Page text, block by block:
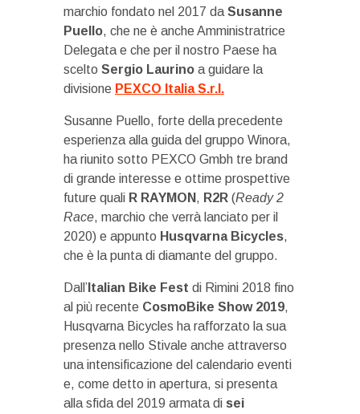
marchio fondato nel 2017 da Susanne
Puello, che ne è anche Amministratrice
Delegata e che per il nostro Paese ha
scelto Sergio Laurino a guidare la
divisione PEXCO Italia S.r.l.
Susanne Puello, forte della precedente
esperienza alla guida del gruppo Winora,
ha riunito sotto PEXCO Gmbh tre brand
di grande interesse e ottime prospettive
future quali R RAYMON , R2R (Ready 2
Race, marchio che verrà lanciato per il
2020) e appunto Husqvarna Bicycles,
che è la punta di diamante del gruppo.
Dall’ Italian Bike Fest di Rimini 2018 fino
al più recente CosmoBike Show 2019,
Husqvarna Bicycles ha rafforzato la sua
presenza nello Stivale anche attraverso
una intensificazione del calendario eventi
e, come detto in apertura, si presenta
alla sfida del 2019 armata di sei